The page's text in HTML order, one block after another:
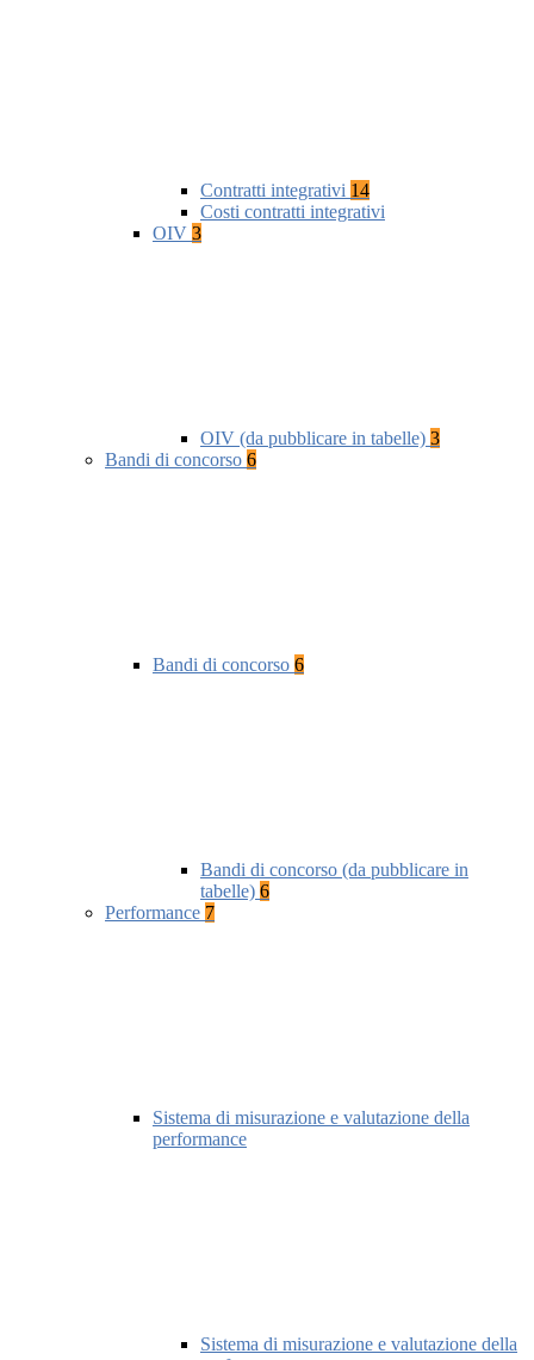
Contratti integrativi 14
Costi contratti integrativi
OIV 3
OIV (da pubblicare in tabelle) 3
Bandi di concorso 6
Bandi di concorso 6
Bandi di concorso (da pubblicare in
tabelle) 6
Performance 7
Sistema di misurazione e valutazione della
performance
Sistema di misurazione e valutazione della